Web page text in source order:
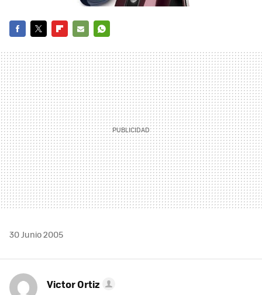
MAIL
30 Junio 2005
Victor Ortiz